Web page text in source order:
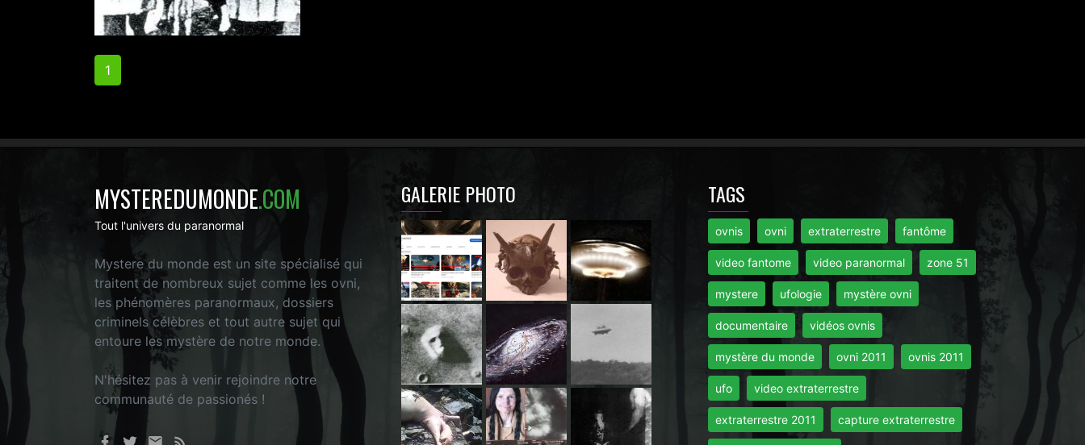
1
MYSTEREDUMONDE.COM
Tout l'univers du paranormal
Mystere du monde est un site spécialisé qui
traitent de nombreux sujet comme les ovni,
les phénomères paranormaux, dossiers
criminels célèbres et tout autre sujet qui
entoure les mystère de notre monde.
N'hésitez pas à venir rejoindre notre
communauté de passionés !
GALERIE PHOTO TAGS
ovnis ovni extraterrestre fantôme
video fantome video paranormal zone 51
mystere ufologie mystère ovni
documentaire vidéos ovnis
mystère du monde ovni 2011 ovnis 2011
ufo video extraterrestre
extraterrestre 2011 capture extraterrestre